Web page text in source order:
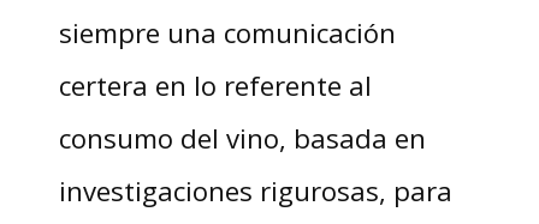
siempre una comunicación
certera en lo referente al
consumo del vino, basada en
investigaciones rigurosas, para